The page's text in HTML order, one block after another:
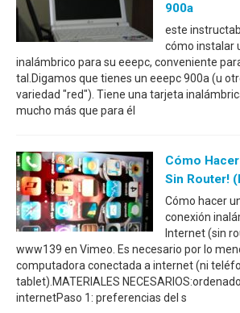
900a
este
cómo instalar
inalámbrico para su eeepc, conveniente
tal.Digamos que tienes un eeepc 900a (u
variedad "red"). Tiene una tarjeta
mucho más que para él
Cómo
Sin Router!
Cómo hacer
conexión
Internet (sin
www139 en Vimeo. Es necesario por lo
computadora conectada a internet (ni
tablet).MATERIALES
internetPaso 1: preferencias del s